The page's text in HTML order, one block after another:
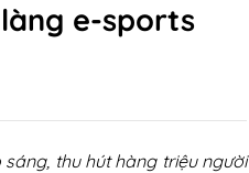
e-sports
thu hút hàng triệu người